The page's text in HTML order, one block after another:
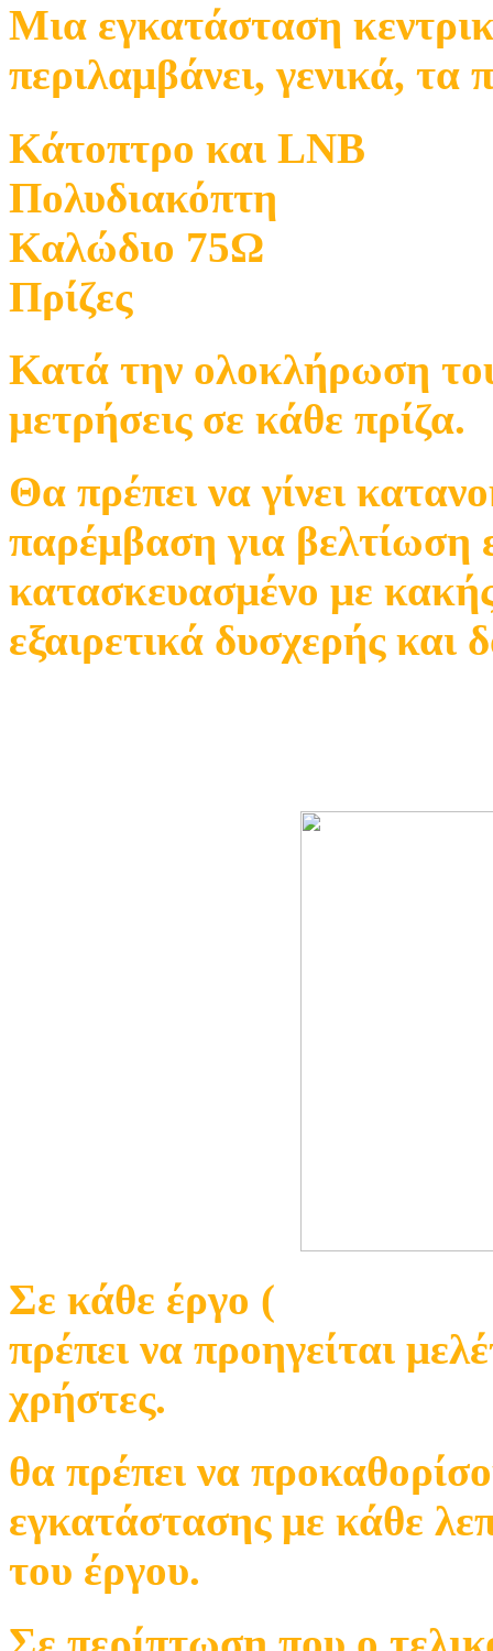
Μια εγκατάσταση
περιλαμβάνει, γενικά, τα
Κάτοπτρο και LNB
Πολυδιακόπτη
Καλώδιο 75Ω
Πρίζες
Κατά την ολοκλήρωση
μετρήσεις σε κάθε πρίζα.
Θα πρέπει να γίνει
παρέμβαση για βελτίωση
κατασκευασμένο με
εξαιρετικά δυσχερής και
Σε κάθε έργο (
πρέπει να προηγείται
χρήστες.
θα πρέπει να
εγκατάστασης με κάθε
του έργου.